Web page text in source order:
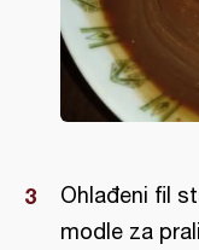
Ohlađeni fil
modle za